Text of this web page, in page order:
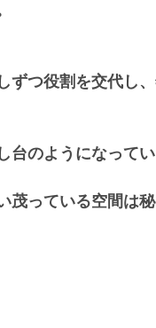
ずつ役割を交代し
のようになってい
茂っている空間は